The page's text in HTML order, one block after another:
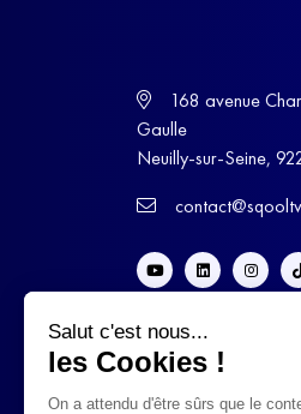
Salut c'est nous...
les Cookies !
On a attendu d'être sûrs que le
168 avenue
Gaulle
Neuilly-sur-Seine,